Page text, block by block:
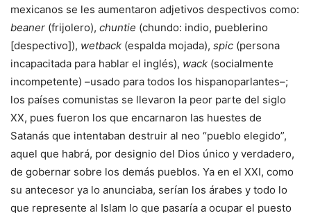
mexicanos se les aumentaron adjetivos despectivos como:
beaner (frijolero), chuntie (chundo: indio, pueblerino
[despectivo]), wetback (espalda mojada), spic (persona
incapacitada para hablar el inglés), wack (socialmente
incompetente) –usado para todos los hispanoparlantes–;
los países comunistas se llevaron la peor parte del siglo
XX, pues fueron los que encarnaron las huestes de
Satanás que intentaban destruir al neo “pueblo elegido”,
aquel que habrá, por designio del Dios único y verdadero,
de gobernar sobre los demás pueblos. Ya en el XXI, como
su antecesor ya lo anunciaba, serían los árabes y todo lo
que represente al Islam lo que pasaría a ocupar el puesto